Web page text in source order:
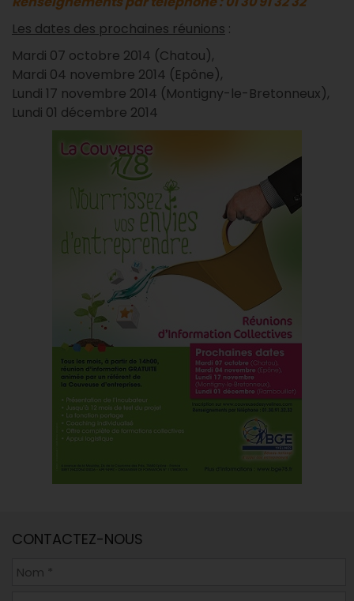
Les dates des prochaines réunions :
Mardi 07 octobre 2014 (Chatou),
Mardi 04 novembre 2014 (Epône),
Lundi 17 novembre 2014 (Montigny-le-Bretonneux),
Lundi 01 décembre 2014
CONTACTEZ-NOUS